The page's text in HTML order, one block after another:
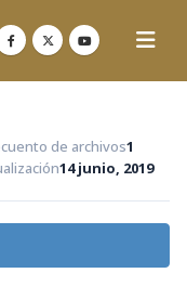
de archivos1
14 junio, 2019